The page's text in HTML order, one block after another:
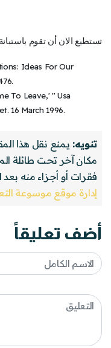
تستطيع الان أن تقوم
Ideas For Our
To Leave,' '' Usa
16 March 1996.
تنويه: يمنع نقل هذا
مكان آخر تحت طائلة
فقرات أو أجزاء منه
إدارة موقع موسوعة
أضف تعليقاً